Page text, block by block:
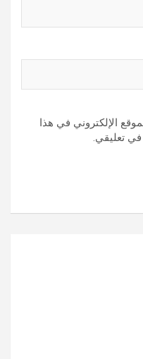
الإلكتروني في هذا
في تعليقي.